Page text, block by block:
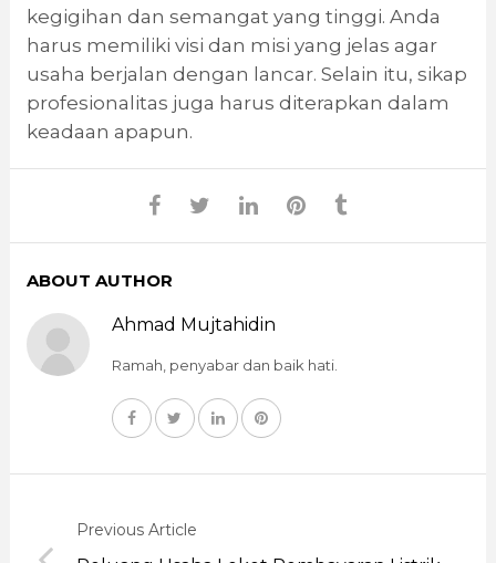
kegigihan dan semangat yang tinggi. Anda
harus memiliki visi dan misi yang jelas agar
usaha berjalan dengan lancar. Selain itu, sikap
profesionalitas juga harus diterapkan dalam
keadaan apapun.
ABOUT AUTHOR
Ahmad Mujtahidin
Ramah, penyabar dan baik hati.
Previous Article